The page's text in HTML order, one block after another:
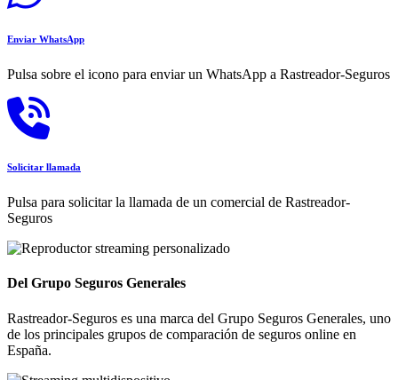
Enviar WhatsApp
Pulsa sobre el icono para enviar un WhatsApp a Rastreador-Seguros
Solicitar llamada
Pulsa para solicitar la llamada de un comercial de Rastreador-
Seguros
Del Grupo Seguros Generales
Rastreador-Seguros es una marca del Grupo Seguros Generales, uno
de los principales grupos de comparación de seguros online en
España.